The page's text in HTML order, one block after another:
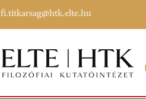
fi.titkarsag@htk.elte.hu